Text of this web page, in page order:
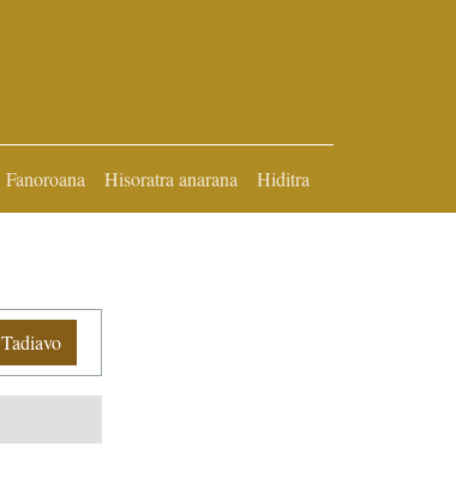
Fanoroana Hisoratra anarana Hiditra
Tadiavo